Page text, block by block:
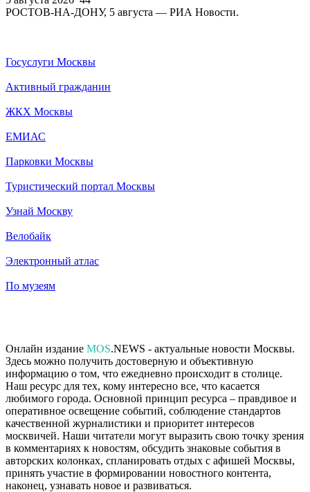
РОСТОВ-НА-ДОНУ, 5 августа — РИА Новости.
Госуслуги Москвы
Активный гражданин
ЖКХ Москвы
ЕМИАС
Парковки Москвы
Туристический портал Москвы
Узнай Москву
Велобайк
Электронный атлас
По музеям
Онлайн издание MOS.NEWS - актуальные новости Москвы.
Здесь можно получить достоверную и объективную
информацию о том, что ежедневно происходит в столице.
Наш ресурс для тех, кому интересно все, что касается
любимого города. Основной принцип ресурса – правдивое и
оперативное освещение событий, соблюдение стандартов
качественной журналистики и приоритет интересов
москвичей. Наши читатели могут выразить свою точку зрения
в комментариях к новостям, обсудить знаковые события в
авторских колонках, спланировать отдых с афишей Москвы,
принять участие в формировании новостного контента,
наконец, узнавать новое и развиваться.